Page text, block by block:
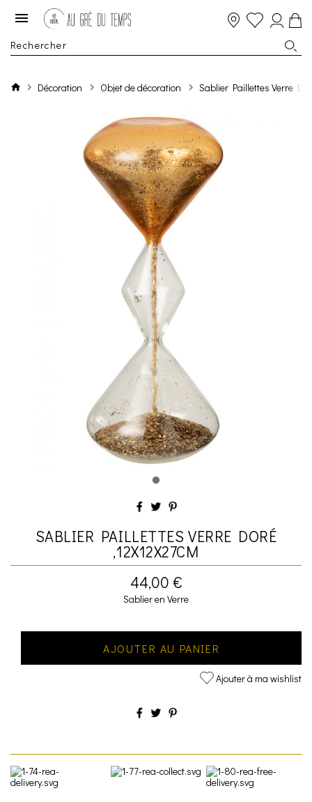
Décoration Objet de décoration Sablier Paillettes Verre
SABLIER PAILLETTES VERRE DORÉ
,12X12X27CM
44,00 €
Sablier en Verre
AJOUTER AU PANIER
Ajouter à ma wishlist